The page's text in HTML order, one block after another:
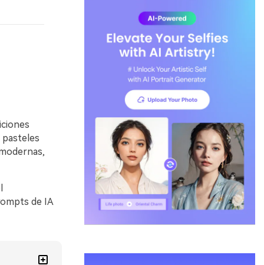
pasteles
de IA